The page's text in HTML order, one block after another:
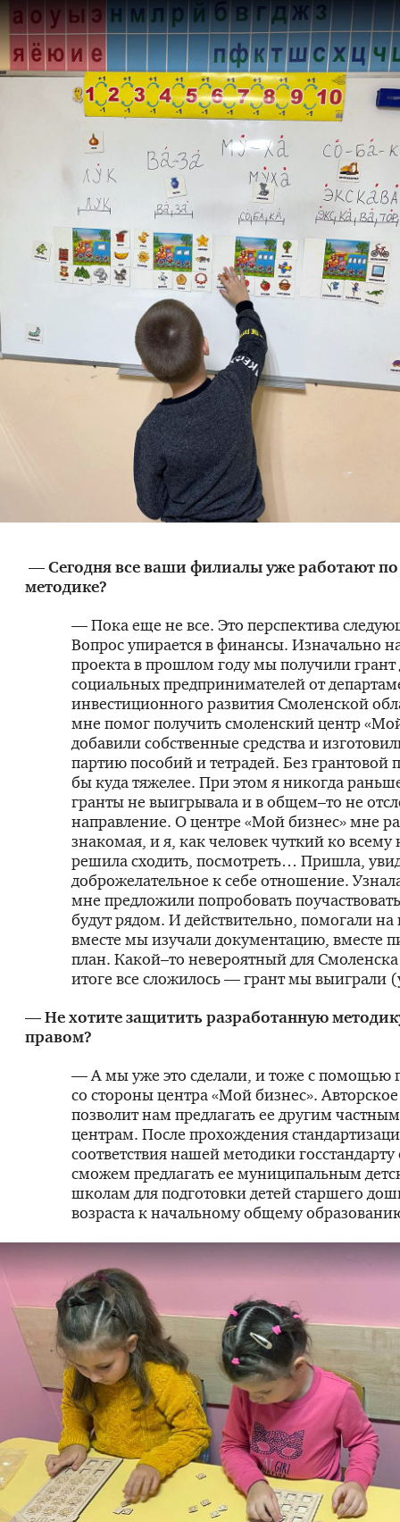
— Сегодня все ваши филиалы уже работают
методике?
— Пока еще не все. Это перспектива
Вопрос упирается в финансы. Изначально
проекта в прошлом году мы получили грант
социальных предпринимателей от
инвестиционного развития Смоленской
мне помог получить смоленский центр
добавили собственные средства и
партию пособий и тетрадей. Без грантовой
бы куда тяжелее. При этом я никогда
гранты не выигрывала и в общем–то не
направление. О центре «Мой бизнес» мне
знакомая, и я, как человек чуткий ко всему
решила сходить, посмотреть… Пришла,
доброжелательное к себе отношение.
мне предложили попробовать
будут рядом. И действительно, помогали
вместе мы изучали документацию, вместе
план. Какой–то невероятный для
итоге все сложилось — грант мы выиграли
— Не хотите защитить разработанную
правом?
— А мы уже это сделали, и тоже с помощью
со стороны центра «Мой бизнес».
позволит нам предлагать ее другим
центрам. После прохождения
соответствия нашей методики
сможем предлагать ее муниципальным
школам для подготовки детей старшего
возраста к начальному общему